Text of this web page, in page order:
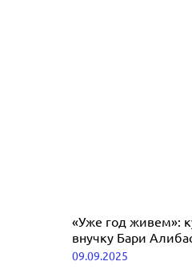
«Уже год живем»:
внучку Бари
09.09.2025